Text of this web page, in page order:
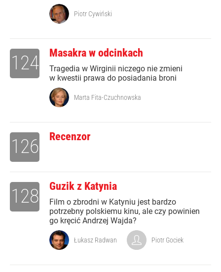
Piotr Cywiński
Masakra w odcinkach
Tragedia w Wirginii niczego nie zmieni
w kwestii prawa do posiadania broni
124
Marta Fita-Czuchnowska
Recenzor
126
Guzik z Katynia
Film o zbrodni w Katyniu jest bardzo
potrzebny polskiemu kinu, ale czy powinien
go kręcić Andrzej Wajda?
128
Łukasz Radwan Piotr Gociek